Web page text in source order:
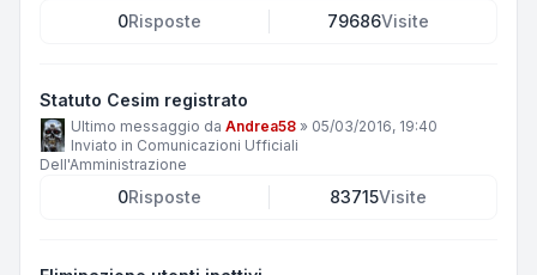
0Risposte 79686Visite
Statuto Cesim registrato
Ultimo messaggio da Andrea58 » 05/03/2016, 19:40
Inviato in Comunicazioni Ufficiali
Dell'Amministrazione
0Risposte 83715Visite